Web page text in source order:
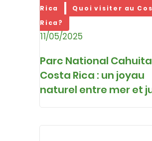
Rica
Quoi visiter au
Rica?
11/05/2025
Parc National
Costa Rica : un joyau
naturel entre mer et